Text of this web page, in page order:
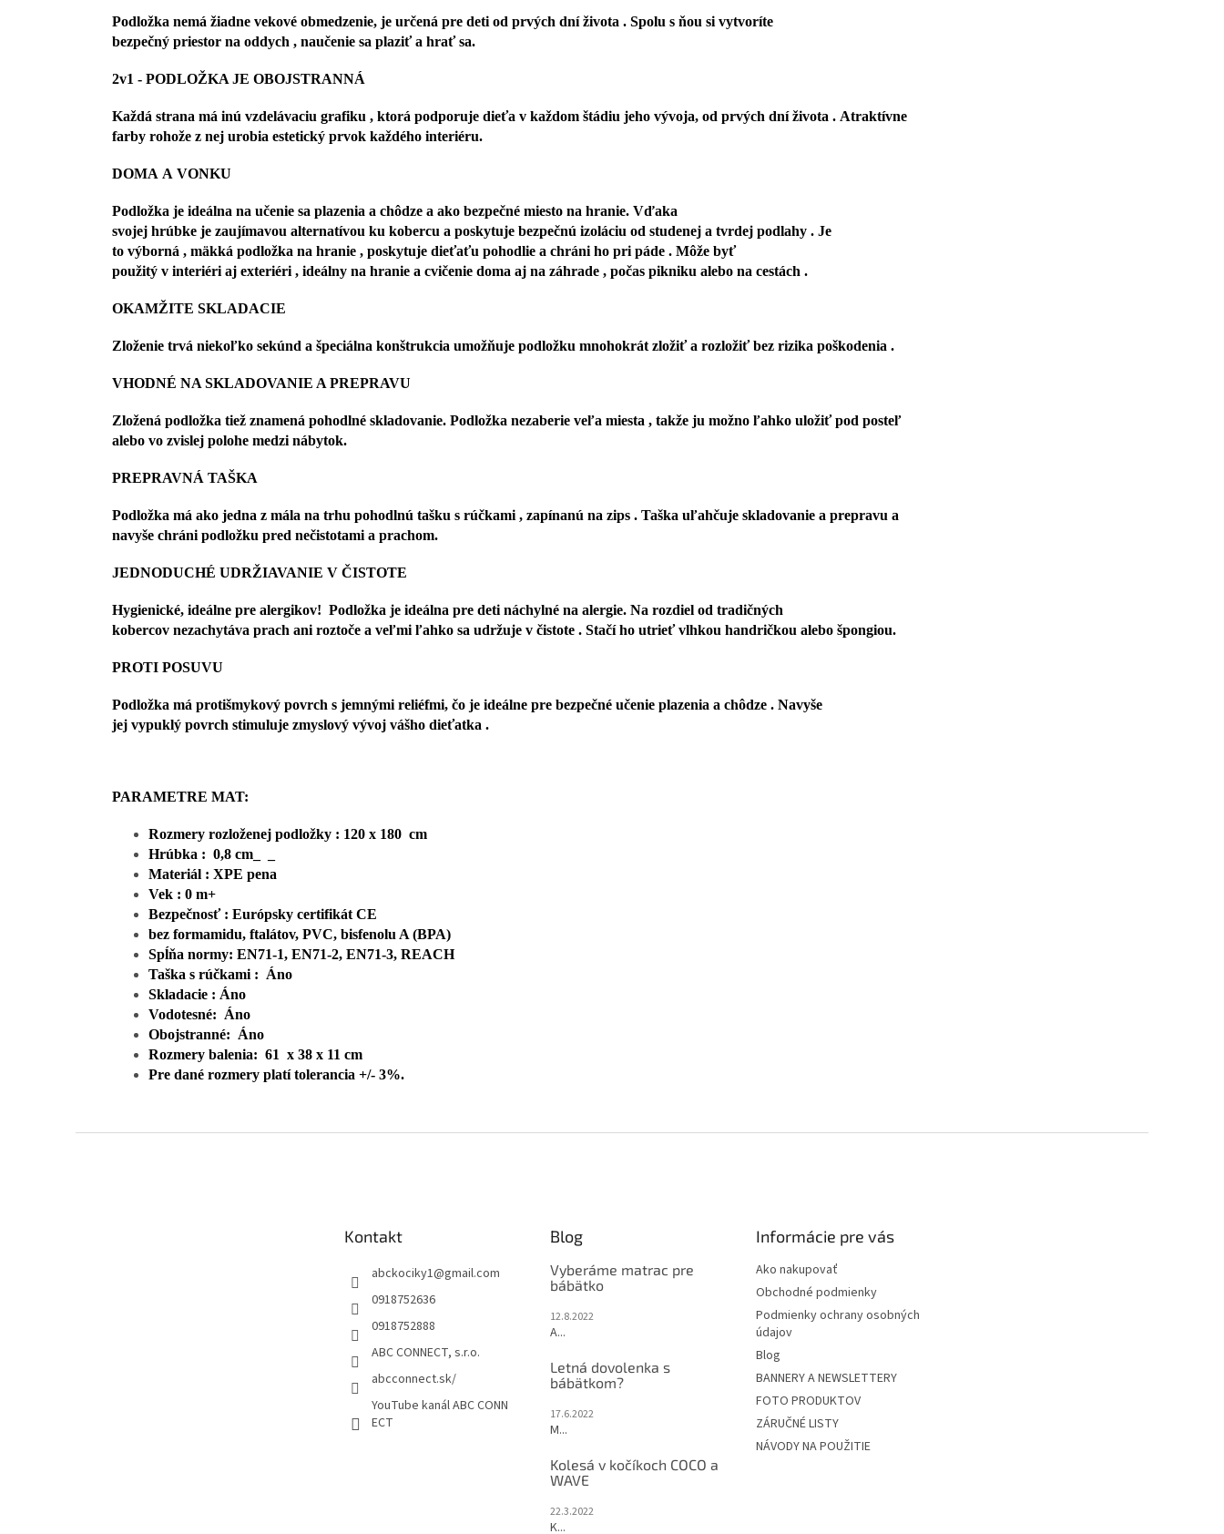
Podložka nemá žiadne vekové obmedzenie, je určená pre deti od prvých dní života . Spolu s ňou si vytvoríte
bezpečný priestor na oddych , naučenie sa plaziť a hrať sa.
2v1 - PODLOŽKA JE OBOJSTRANNÁ
Každá strana má inú vzdelávaciu grafiku , ktorá podporuje dieťa v každom štádiu jeho vývoja, od prvých dní života . Atraktívne
farby rohože z nej urobia estetický prvok každého interiéru.
DOMA A VONKU
Podložka je ideálna na učenie sa plazenia a chôdze a ako bezpečné miesto na hranie. Vďaka
svojej hrúbke je zaujímavou alternatívou ku kobercu a poskytuje bezpečnú izoláciu od studenej a tvrdej podlahy . Je
to výborná , mäkká podložka na hranie , poskytuje dieťaťu pohodlie a chráni ho pri páde . Môže byť
použitý v interiéri aj exteriéri , ideálny na hranie a cvičenie doma aj na záhrade , počas pikniku alebo na cestách .
OKAMŽITE SKLADACIE
Zloženie trvá niekoľko sekúnd a špeciálna konštrukcia umožňuje podložku mnohokrát zložiť a rozložiť bez rizika poškodenia .
VHODNÉ NA SKLADOVANIE A PREPRAVU
Zložená podložka tiež znamená pohodlné skladovanie. Podložka nezaberie veľa miesta , takže ju možno ľahko uložiť pod posteľ
alebo vo zvislej polohe medzi nábytok.
PREPRAVNÁ TAŠKA
Podložka má ako jedna z mála na trhu pohodlnú tašku s rúčkami , zapínanú na zips . Taška uľahčuje skladovanie a prepravu a
navyše chráni podložku pred nečistotami a prachom.
JEDNODUCHÉ UDRŽIAVANIE V ČISTOTE
Hygienické, ideálne pre alergikov! Podložka je ideálna pre deti náchylné na alergie. Na rozdiel od tradičných
kobercov nezachytáva prach ani roztoče a veľmi ľahko sa udržuje v čistote . Stačí ho utrieť vlhkou handričkou alebo špongiou.
PROTI POSUVU
Podložka má protišmykový povrch s jemnými reliéfmi, čo je ideálne pre bezpečné učenie plazenia a chôdze . Navyše
jej vypuklý povrch stimuluje zmyslový vývoj vášho dieťatka .
PARAMETRE MAT:
Rozmery rozloženej podložky : 120 x 180 cm
Hrúbka : 0,8 cm_ _
Materiál : XPE pena
Vek : 0 m+
Bezpečnosť : Európsky certifikát CE
bez formamidu, ftalátov, PVC, bisfenolu A (BPA)
Spĺňa normy: EN71-1, EN71-2, EN71-3, REACH
Taška s rúčkami : Áno
Skladacie : Áno
Vodotesné: Áno
Obojstranné: Áno
Rozmery balenia: 61 x 38 x 11 cm
Pre dané rozmery platí tolerancia +/- 3%.
Kontakt
abckociky1@gmail.com
0918752636
0918752888
ABC CONNECT, s.r.o.
abcconnect.sk/
YouTube kanál ABC CONN
ECT
Blog
Vyberáme matrac pre
bábätko
12.8.2022
A...
Letná dovolenka s
bábätkom?
17.6.2022
M...
Kolesá v kočíkoch COCO a
WAVE
22.3.2022
K...
Informácie pre vás
Ako nakupovať
Obchodné podmienky
Podmienky ochrany osobných
údajov
Blog
BANNERY A NEWSLETTERY
FOTO PRODUKTOV
ZÁRUČNÉ LISTY
NÁVODY NA POUŽITIE